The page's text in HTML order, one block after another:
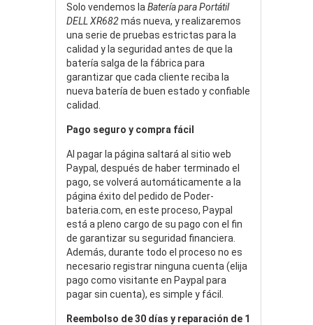
Solo vendemos la Batería para Portátil
DELL XR682más nueva, y realizaremos
una serie de pruebas estrictas para la
calidad y la seguridad antes de que la
batería salga de la fábrica para
garantizar que cada cliente reciba la
nueva batería de buen estado y confiable
calidad.
Pago seguro y compra fácil
Al pagar la página saltará al sitio web
Paypal, después de haber terminado el
pago, se volverá automáticamente a la
página éxito del pedido de Poder-
bateria.com, en este proceso, Paypal
está a pleno cargo de su pago con el fin
de garantizar su seguridad financiera.
Además, durante todo el proceso no es
necesario registrar ninguna cuenta (elija
pago como visitante en Paypal para
pagar sin cuenta), es simple y fácil.
Reembolso de 30 días y reparación de 1